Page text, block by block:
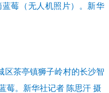
莓（无人机照片）。新华
区茶亭镇狮子岭村的长沙智
莓。新华社记者 陈思汗 摄